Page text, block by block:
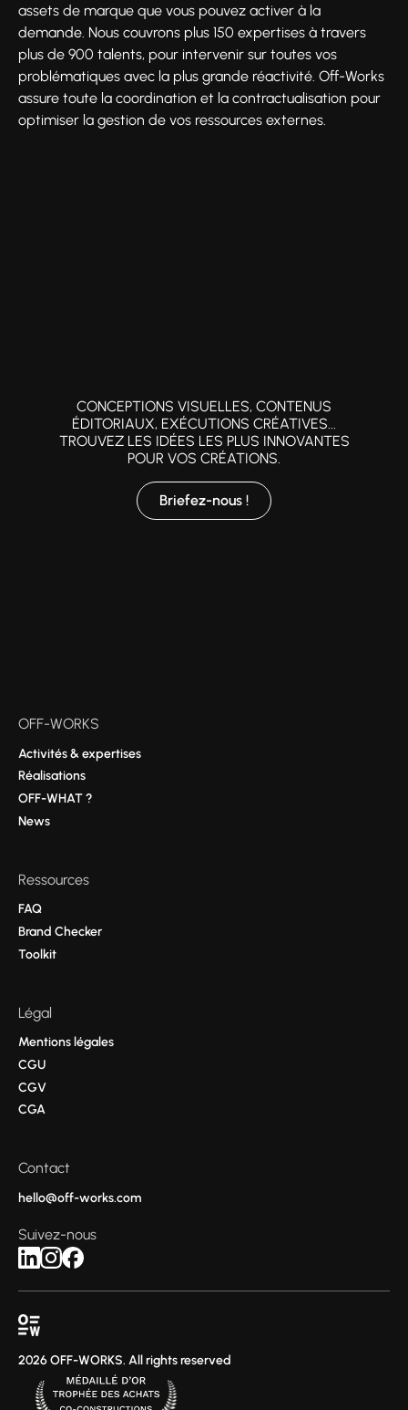
assets de marque que vous pouvez activer à la
demande. Nous couvrons plus 150 expertises à travers
plus de 900 talents, pour intervenir sur toutes vos
problématiques avec la plus grande réactivité. Off-Works
assure toute la coordination et la contractualisation pour
optimiser la gestion de vos ressources externes.
CONCEPTIONS VISUELLES, CONTENUS
ÉDITORIAUX, EXÉCUTIONS CRÉATIVES...
TROUVEZ LES IDÉES LES PLUS INNOVANTES
POUR VOS CRÉATIONS.
Briefez-nous !
OFF-WORKS
Activités & expertises
Réalisations
OFF-WHAT ?
News
Ressources
FAQ
Brand Checker
Toolkit
Légal
Mentions légales
CGU
CGV
CGA
Contact
hello@off-works.com
Suivez-nous
2026 OFF-WORKS. All rights reserved